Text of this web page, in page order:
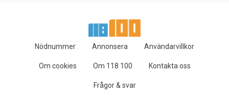
Nödnummer Annonsera Användarvillkor
Om cookies Om 118 100 Kontakta oss
Frågor & svar